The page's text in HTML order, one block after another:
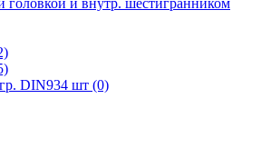
головкой и внутр. шестигранником
DIN934 шт (0)